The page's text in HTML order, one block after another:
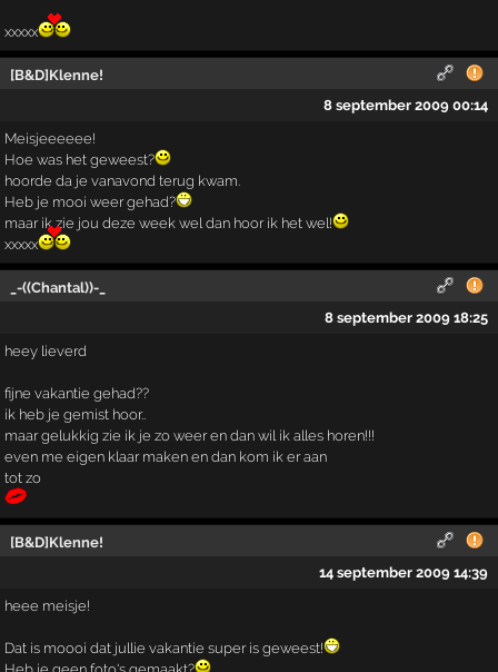
xxxxx
[B&D]Klenne!
8 september 2009 00:14
Meisjeeeeee!
Hoe was het geweest?
hoorde da je vanavond terug kwam.
Heb je mooi weer gehad?
maar ik zie jou deze week wel dan hoor ik het wel!
xxxxx
_-((Chantal))-_
8 september 2009 18:25
heey lieverd
fijne vakantie gehad??
ik heb je gemist hoor..
maar gelukkig zie ik je zo weer en dan wil ik alles horen!!!
even me eigen klaar maken en dan kom ik er aan
tot zo
[B&D]Klenne!
14 september 2009 14:39
heee meisje!
Dat is moooi dat jullie vakantie super is geweest!